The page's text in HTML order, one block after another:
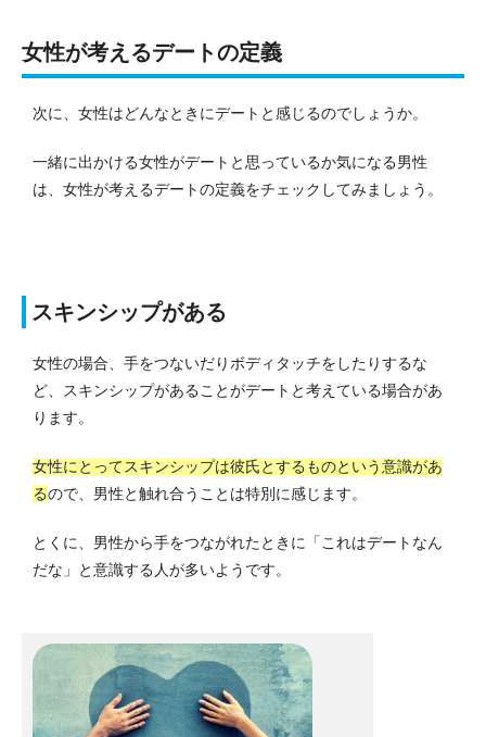
女性が考えるデートの定義
次に、女性はどんなときにデートと感じるのでしょうか。
一緒に出かける女性がデートと思っているか気になる男性
は、女性が考えるデートの定義をチェックしてみましょう。
スキンシップがある
女性の場合、手をつないだりボディタッチをしたりするな
ど、スキンシップがあることがデートと考えている場合があ
ります。
女性にとってスキンシップは彼氏とするものという意識があ
るので、男性と触れ合うことは特別に感じます。
とくに、男性から手をつながれたときに「これはデートなん
だな」と意識する人が多いようです。